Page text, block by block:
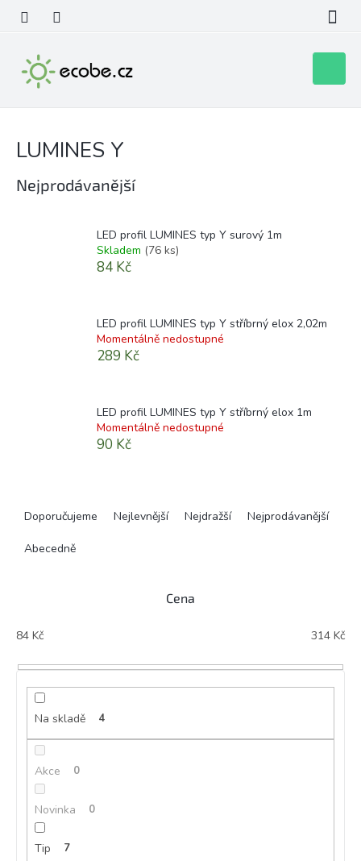
obsah
košík
LUMINES Y
Nejprodávanější
LED profil LUMINES typ Y surový 1m
Skladem (76 ks)
84 Kč
LED profil LUMINES typ Y stříbrný elox 2,02m
Momentálně nedostupné
289 Kč
LED profil LUMINES typ Y stříbrný elox 1m
Momentálně nedostupné
90 Kč
o
u
Doporučujeme Nejlevnější Nejdražší Nejprodávanější
Abecedně
Cena
84 Kč 314 Kč
Na skladě 4
Akce 0
Novinka 0
Tip 7